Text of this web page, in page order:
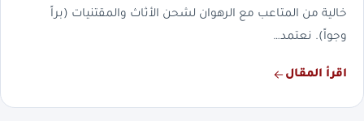
خالية من المتاعب مع الرهوان لشحن الأثاث والمقتنيات (براً
وجواً). نعتمد…
اقرأ المقال